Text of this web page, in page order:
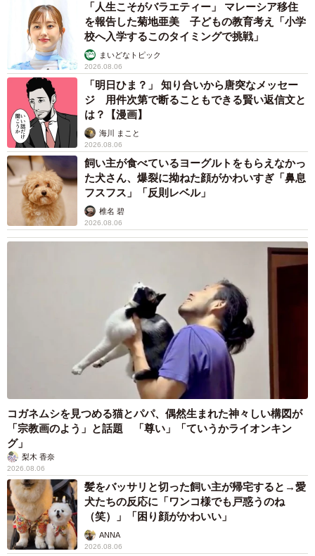
に仕事を始めてみると、兄弟だからこそ、ぶつかることも
ありました。
「それまでは互いにあまり干渉しない感じでやっていまし
たが、一緒に仕事をしだしてよくしゃべるようになって、
ぶつかることもよくありました。ヨーロッパに研修旅行に
行ったときは、ケチなんでシングルじゃなく2人部屋を取る
ので、夜に部屋でいろんな話をしていて。会社や自分たち
の将来像の話をしているうちにワーッとケンカになりまし
た」（優太朗さん）
「僕は、翌朝腹が立ちすぎて1時間くらい散歩したのを覚え
ています」（康太朗さん）
「彼が入社して1年くらいのときで、お互いに気を遣ってい
るところがあって。そんなときにバチッとぶつかって、も
う1回元に戻れた経験はけっこう大きかったですね」（優太
河内家が家族で過ごす時間を大切にしていることも、仲
良くできている理由のひとつと考えられるといいます。年
末年始の集まりのほか、お墓参りも全員で行くことが決ま
っていて、誕生月にはみんなでお祝いし、家族旅行にも年
に1回は行きます。それは意識的におこなっているわけでは
なく、昔からの習慣だったそう。祖母の遺言は「家族仲良
く」でした。
「人生こそがバラエティー」 マレーシア移住
を報告した菊地亜美 子どもの教育考え「小学
校へ入学するこのタイミングで挑戦」
まいどなトピック
2026.08.06
「明日ひま？」 知り合いから唐突なメッセー
ジ 用件次第で断ることもできる賢い返信文と
は？【漫画】
海川 まこと
2026.08.06
飼い主が食べているヨーグルトをもらえなかっ
た犬さん、爆裂に拗ねた顔がかわいすぎ「鼻息
フスフス」「反則レベル」
椎名 碧
2026.08.06
コガネムシを見つめる猫とパパ、偶然生まれた神々しい構図が
「宗教画のよう」と話題 「尊い」「ていうかライオンキン
グ」
梨木 香奈
2026.08.06
髪をバッサリと切った飼い主が帰宅すると→愛
犬たちの反応に「ワンコ様でも戸惑うのね
（笑）」「困り顔がかわいい」
ANNA
2026.08.06